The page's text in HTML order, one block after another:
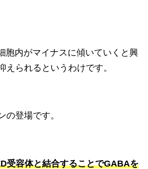
胞内がマイナスに傾いていくと興
えられるというわけです。
の登場です。
受容体と結合することでGABAを